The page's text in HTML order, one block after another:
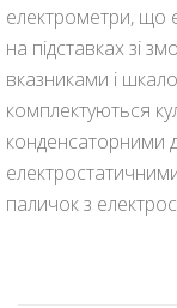
електрометри, що
на підставках зі
вказниками і
комплектуються
конденсаторними
паличок з